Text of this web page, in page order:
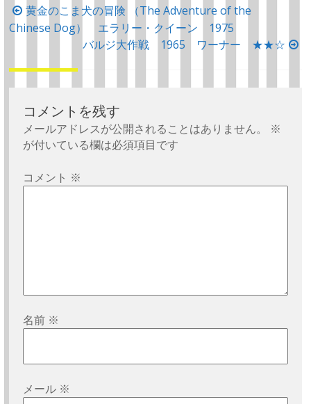
投
稿
ビ
ゲ
黄金のこま犬の冒険 （The Adventure of the
Chinese Dog） エラリー・クイーン 1975
バルジ大作戦 1965 ワーナー ★★☆
コメントを残す
メールアドレスが公開されることはありません。
※
が付いている欄は必須項目です
コメント ※
名前 ※
メール ※